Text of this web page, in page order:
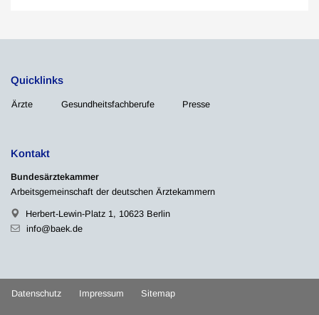
Quicklinks
Ärzte Gesundheitsfachberufe Presse
Kontakt
Bundesärztekammer
Arbeitsgemeinschaft der deutschen Ärztekammern
Herbert-Lewin-Platz 1, 10623 Berlin
info@baek.de
Datenschutz Impressum Sitemap